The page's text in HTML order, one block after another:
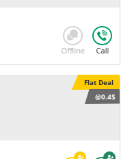
Flat Deal
@0.4$